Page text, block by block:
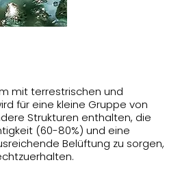
mit terrestrischen und
für eine kleine Gruppe von
Strukturen enthalten, die
(60-80%) und eine
Belüftung zu sorgen,